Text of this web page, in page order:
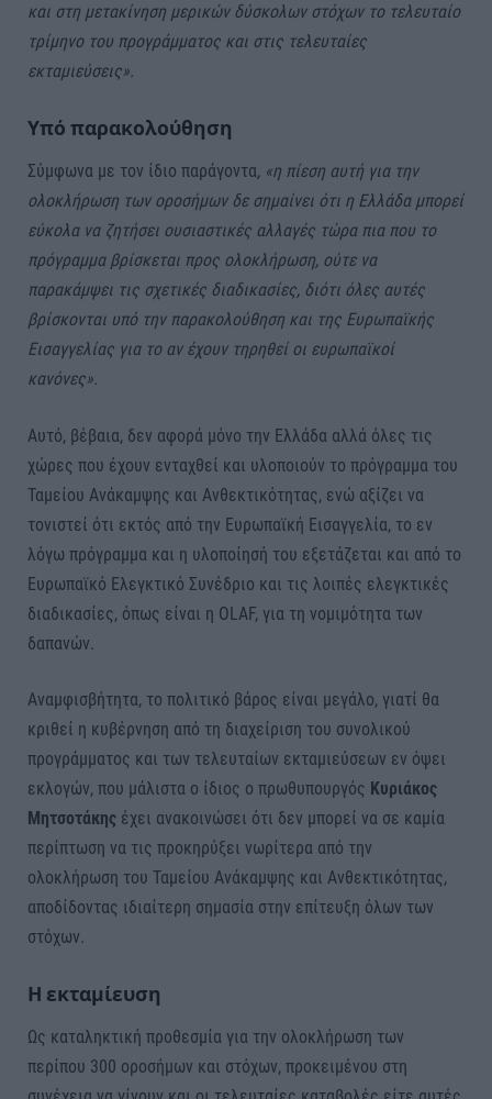
και στη μετακίνηση μερικών δύσκολων στόχων το τελευταίο
τρίμηνο του προγράμματος και στις τελευταίες
εκταμιεύσεις».
Υπό παρακολούθηση
Σύμφωνα με τον ίδιο παράγοντα, «η πίεση αυτή για την
ολοκλήρωση των οροσήμων δε σημαίνει ότι η Ελλάδα μπορεί
εύκολα να ζητήσει ουσιαστικές αλλαγές τώρα πια που το
πρόγραμμα βρίσκεται προς ολοκλήρωση, ούτε να
παρακάμψει τις σχετικές διαδικασίες, διότι όλες αυτές
βρίσκονται υπό την παρακολούθηση και της Ευρωπαϊκής
Εισαγγελίας για το αν έχουν τηρηθεί οι ευρωπαϊκοί
κανόνες».
Αυτό, βέβαια, δεν αφορά μόνο την Ελλάδα αλλά όλες τις
χώρες που έχουν ενταχθεί και υλοποιούν το πρόγραμμα του
Ταμείου Ανάκαμψης και Ανθεκτικότητας, ενώ αξίζει να
τονιστεί ότι εκτός από την Ευρωπαϊκή Εισαγγελία, το εν
λόγω πρόγραμμα και η υλοποίησή του εξετάζεται και από το
Ευρωπαϊκό Ελεγκτικό Συνέδριο και τις λοιπές ελεγκτικές
διαδικασίες, όπως είναι η OLAF, για τη νομιμότητα των
δαπανών.
Αναμφισβήτητα, το πολιτικό βάρος είναι μεγάλο, γιατί θα
κριθεί η κυβέρνηση από τη διαχείριση του συνολικού
προγράμματος και των τελευταίων εκταμιεύσεων εν όψει
εκλογών, που μάλιστα ο ίδιος ο πρωθυπουργός Κυριάκος
Μητσοτάκης έχει ανακοινώσει ότι δεν μπορεί να σε καμία
περίπτωση να τις προκηρύξει νωρίτερα από την
ολοκλήρωση του Ταμείου Ανάκαμψης και Ανθεκτικότητας,
αποδίδοντας ιδιαίτερη σημασία στην επίτευξη όλων των
στόχων.
Η εκταμίευση
Ως καταληκτική προθεσμία για την ολοκλήρωση των
περίπου 300 οροσήμων και στόχων, προκειμένου στη